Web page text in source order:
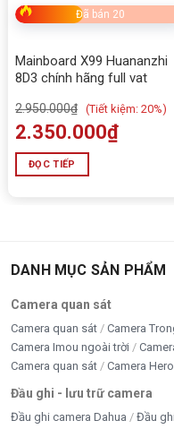
Đã bán 20
Mainboard X99 Huananzhi
8D3 chính hãng full vat
2.950.000₫ (Tiết kiệm: 20%)
2.350.000₫
ĐỌC TIẾP
DANH MỤC SẢN PHẨM
Camera quan sát
Camera quan sát Camera
Camera Imou ngoài trời
Camera quan sát
Camera
Đầu ghi - lưu trữ camera
Đầu ghi camera Dahua Đầu